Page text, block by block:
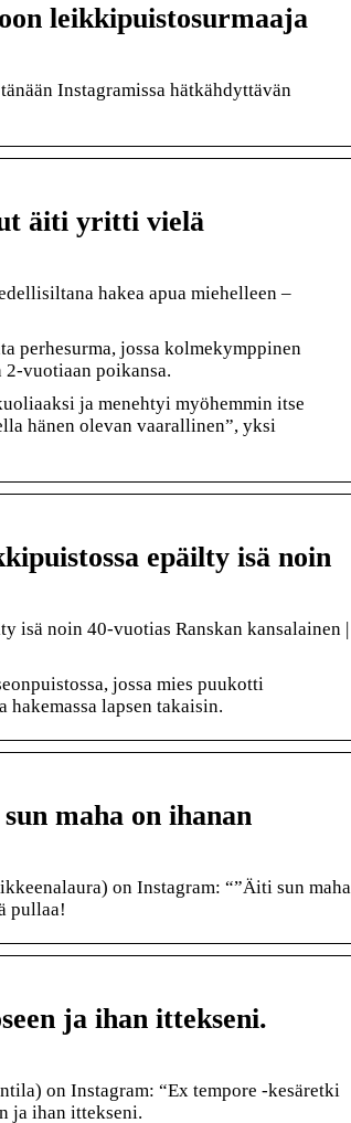
leikkipuistosurmaaja
Instagramissa hätkähdyttävän
äiti yritti vielä
hakea apua miehelleen –
perhesurma, jossa kolmekymppinen
2-vuotiaan poikansa.
ja menehtyi myöhemmin itse
hänen olevan vaarallinen”, yksi
epäilty isä noin
isä noin 40-vuotias Ranskan kansalainen |
jossa mies puukotti
lapsen takaisin.
maha on ihanan
on Instagram: “”Äiti sun maha
pullaa!
ja ihan ittekseni.
on Instagram: “Ex tempore -kesäretki
ja ihan ittekseni.